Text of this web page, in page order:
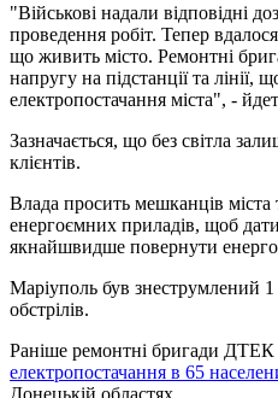
"Військові надали відповідні
проведення робіт. Тепер
що живить місто. Ремонтні
напругу на підстанції та
електропостачання міста", -
Зазначається, що без світла
клієнтів.
Влада просить мешканців
енергоємних приладів, щоб
якнайшвидше повернути
Маріуполь був знеструмлений 1
обстрілів.
Раніше ремонтні бригади
електропостачання в 65
Донецькій областях.